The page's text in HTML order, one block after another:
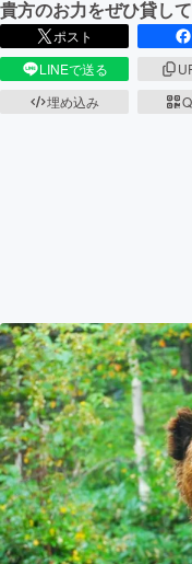
貴方のお力をぜひ貸して
ポスト
LINEで送る
埋め込み